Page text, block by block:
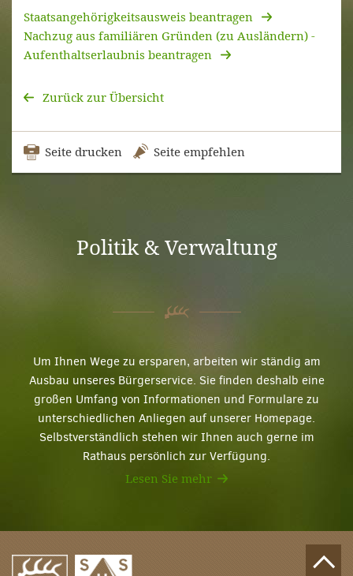
Staatsangehörigkeitsausweis beantragen
Nachzug aus familiären Gründen (zu Ausländern) -
Aufenthaltserlaubnis beantragen
Zurück zur Übersicht
Seite drucken Seite empfehlen
Politik & Verwaltung
Um Ihnen Wege zu ersparen, arbeiten wir ständig am
Ausbau unseres Bürgerservice. Sie finden deshalb eine
großen Umfang von Informationen und Formulare zu
unterschiedlichen Anliegen auf unserer Homepage.
Selbstverständlich stehen wir Ihnen auch gerne im
Rathaus persönlich zur Verfügung.
Lesen Sie mehr